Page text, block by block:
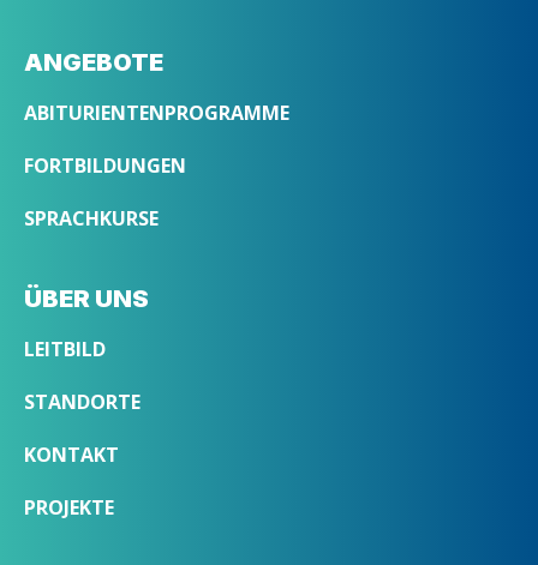
ANGEBOTE
ABITURIENTENPROGRAMME
FORTBILDUNGEN
SPRACHKURSE
ÜBER UNS
LEITBILD
STANDORTE
KONTAKT
PROJEKTE